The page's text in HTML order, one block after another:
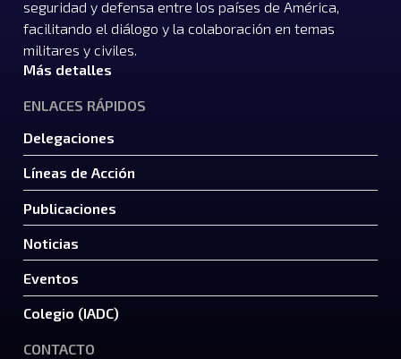
seguridad y defensa entre los países de América,
facilitando el diálogo y la colaboración en temas
militares y civiles.
Más detalles
ENLACES RÁPIDOS
Delegaciones
Líneas de Acción
Publicaciones
Noticias
Eventos
Colegio (IADC)
CONTACTO